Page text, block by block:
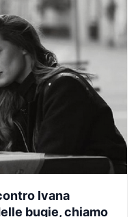
Ivana
bugie, chiamo